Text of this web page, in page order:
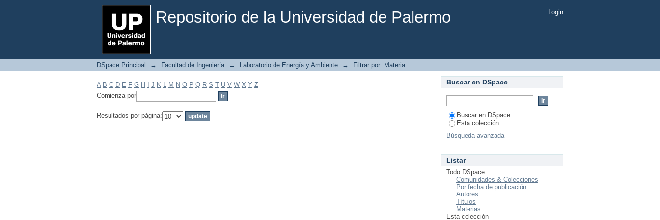
Repositorio de la Universidad de Palermo
Filtrar por: Materia Login
DSpace Principal → Facultad de Ingeniería → Laboratorio de Energía y Ambiente → Filtrar por: Materia
A B C D E F G H J K L M N O P Q R S T U V W X Y Z
Comienza por
Resultados por página:
Buscar en DSpace
Buscar en DSpace
Esta colección
Búsqueda avanzada
Listar
Todo DSpace
Comunidades & Colecciones
Por fecha de publicación
Autores
Títulos
Materias
Esta colección